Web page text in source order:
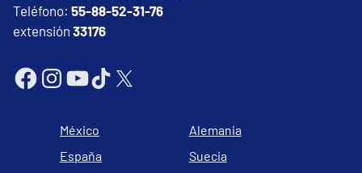
Teléfono: 55-88-52-31-76
extensión 33176
México
Alemania
España
Suecia